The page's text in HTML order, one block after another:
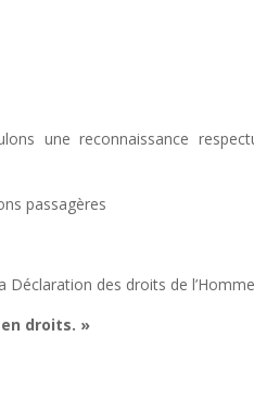
une reconnaissance
passagères
Déclaration des droits de l’Homme
droits. »